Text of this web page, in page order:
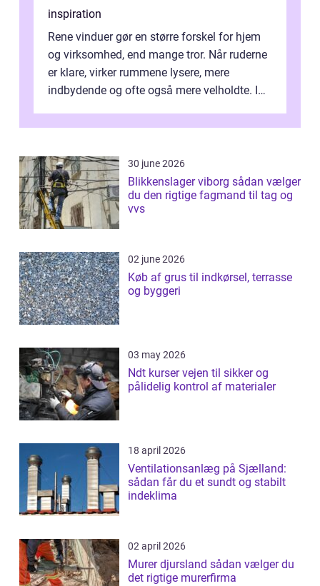
inspiration
Rene vinduer gør en større forskel for hjem
og virksomhed, end mange tror. Når ruderne
er klare, virker rummene lysere, mere
indbydende og ofte også mere velholdte. I
30 june 2026
Blikkenslager viborg sådan vælger
du den rigtige fagmand til tag og
vvs
02 june 2026
Køb af grus til indkørsel, terrasse
og byggeri
03 may 2026
Ndt kurser vejen til sikker og
pålidelig kontrol af materialer
18 april 2026
Ventilationsanlæg på Sjælland:
sådan får du et sundt og stabilt
indeklima
02 april 2026
Murer djursland sådan vælger du
det rigtige murerfirma